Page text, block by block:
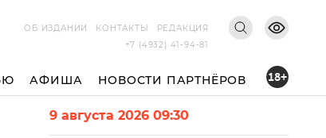
ОБ ИЗДАНИИ
КОНТАКТЫ
РЕДАКЦИЯ
+7 (4932) 41-94-81
АФИША НОВОСТИ ПАРТНЁРОВ 18+
9 августа 2026 09:30